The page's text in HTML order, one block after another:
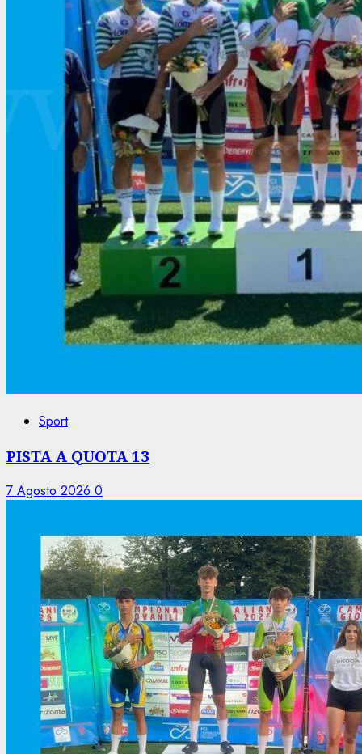
Sport
PISTA A QUOTA 13
7 Agosto 2026 0